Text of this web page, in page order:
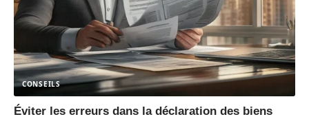
CONSEILS
Éviter les erreurs dans la déclaration des biens